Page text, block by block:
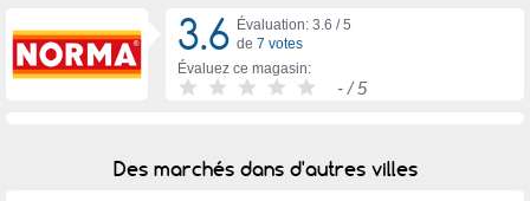
3.6 Évaluation: 3.6 /5
de 7 votes
Évaluez ce magasin:
- / 5
Des marchés dans d'autres villes